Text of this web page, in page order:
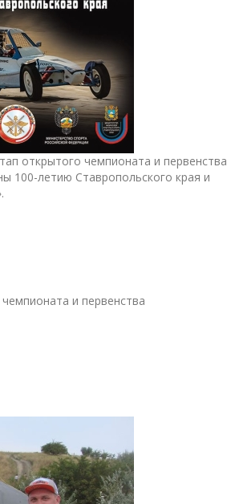
открытого чемпионата и первенства
100-летию Ставропольского края и
и первенства